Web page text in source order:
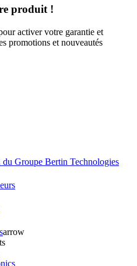
produit !
activer votre garantie et
promotions et nouveautés
Groupe Bertin Technologies
arrow